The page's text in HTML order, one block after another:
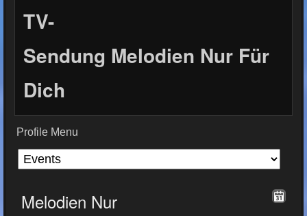
TV-
Sendung Melodien Nur Für
Dich
Profile Menu
Melodien Nur